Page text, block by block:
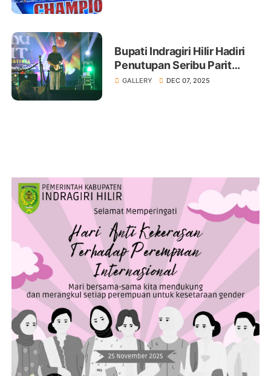
Bupati Indragiri Hilir Hadiri
Penutupan Seribu Parit
Creative Festival 2025
GALLERY DEC 07, 2025